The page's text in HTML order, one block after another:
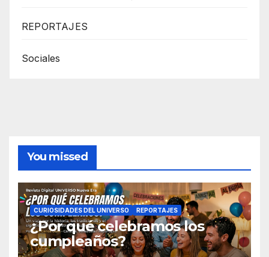
REPORTAJES
Sociales
You missed
CURIOSIDADES DEL UNIVERSO REPORTAJES
¿Por qué celebramos los
cumpleaños?